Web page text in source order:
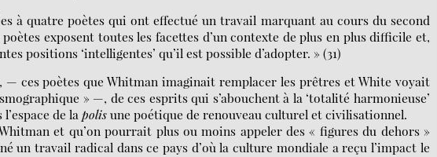
à quatre poètes qui ont effectué un travail marquant au cours du second
exposent toutes les facettes d’un contexte de plus en plus difficile et,
positions ‘intelligentes’ qu’il est possible d’adopter. » (31)
— ces poètes que Whitman imaginait remplacer les prêtres et White voyait
» —, de ces esprits qui s’abouchent à la ‘totalité harmonieuse’
de lapolisune poétique de renouveau culturel et civilisationnel.
et qu’on pourrait plus ou moins appeler des « figures du dehors »
un travail radical dans ce pays d’où la culture mondiale a reçu l’impact le